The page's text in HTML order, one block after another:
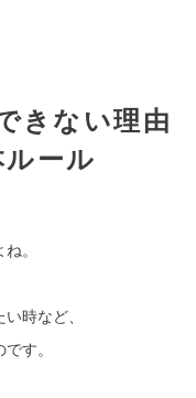
きない理由
ール
。
時など、
す。